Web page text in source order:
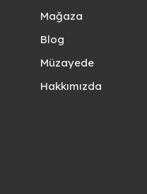
Mağaza
Blog
Müzayede
Hakkımızda